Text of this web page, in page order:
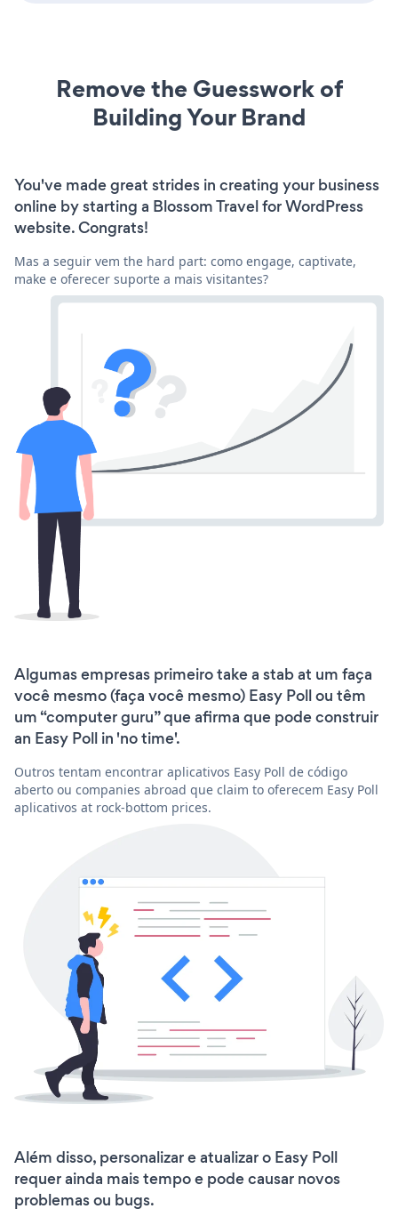
Remove the Guesswork of
Building Your Brand
You've made great strides in creating your business
online by starting a Blossom Travel for WordPress
website. Congrats!
Mas a seguir vem the hard part: como engage, captivate,
make e oferecer suporte a mais visitantes?
Algumas empresas primeiro take a stab at um faça
você mesmo (faça você mesmo) Easy Poll ou têm
um “computer guru” que afirma que pode construir
an Easy Poll in 'no time'.
Outros tentam encontrar aplicativos Easy Poll de código
aberto ou companies abroad que claim to oferecem Easy Poll
aplicativos at rock-bottom prices.
Além disso, personalizar e atualizar o Easy Poll
requer ainda mais tempo e pode causar novos
problemas ou bugs.